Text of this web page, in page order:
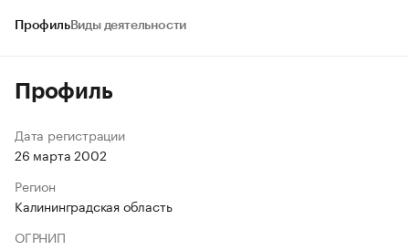
ПрофильВиды деятельности
Профиль
Дата регистрации
26 марта 2002
Регион
Калининградская область
ОГРНИП